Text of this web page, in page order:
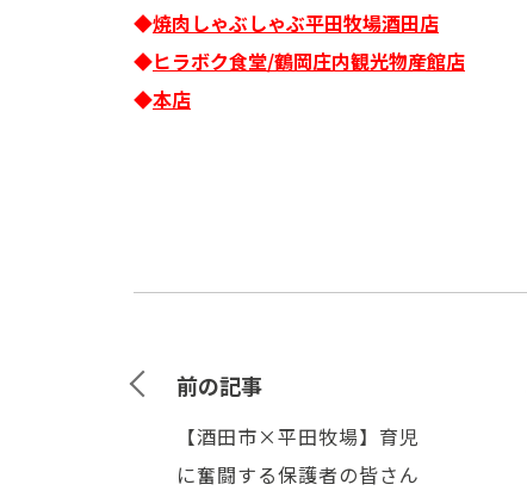
◆焼肉しゃぶしゃぶ平田牧場酒田店
◆ヒラボク食堂/鶴岡庄内観光物産館店
◆本店
前の記事
【酒田市×平田牧場】育児
に奮闘する保護者の皆さん